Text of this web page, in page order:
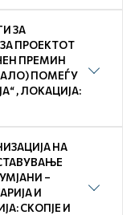
ЗА
ПРОЕКТОТ
ПРЕМИН
ПОМЕЃУ
, ЛОКАЦИЈА:
НА
–
И
СКОПЈЕ И